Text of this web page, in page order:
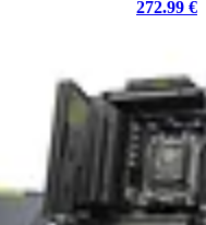
272.99 €